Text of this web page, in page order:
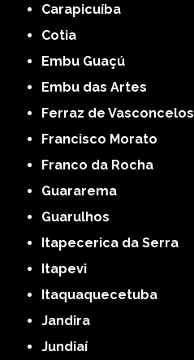
Carapicuíba
Cotia
Embu Guaçú
Embu das Artes
Ferraz de Vasconcelos
Francisco Morato
Franco da Rocha
Guararema
Guarulhos
Itapecerica da Serra
Itapevi
Itaquaquecetuba
Jandira
Jundiaí